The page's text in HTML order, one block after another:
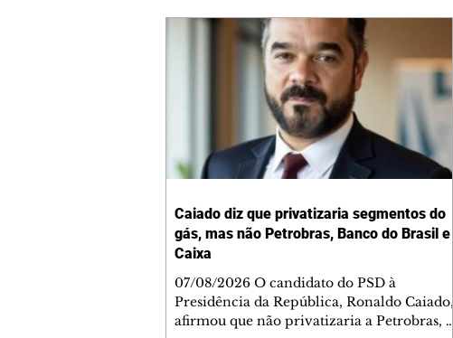
Caiado diz que privatizaria segmentos do
gás, mas não Petrobras, Banco do Brasil e
Caixa
07/08/2026 O candidato do PSD à
Presidência da República, Ronaldo Caiado,
afirmou que não privatizaria a Petrobras, o